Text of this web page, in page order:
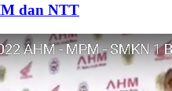
dan NTT